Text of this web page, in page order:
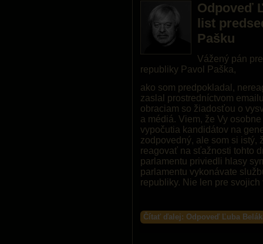
Odpoveď
list
Pašku
Vážený pán
republiky Pavol Paška,
ako som predpokladal,
zaslal prostredníctvom
obraciam so žiadosťou o
a médiá. Viem, že Vy
vypočutia kandidátov na
zodpovedný, ale som si istý,
reagovať na sťažnosti tohto
parlamentu priviedli hlasy
parlamentu vykonávate
republiky. Nie len pre svojich
Čítať ďalej: Odpoveď Ľuba